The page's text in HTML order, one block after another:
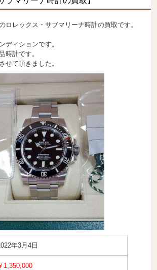
ロレックス・サブマリーナ時計の買取です。
ディションです。
時計です。
せて頂きました。
年3月4日
1,350,000